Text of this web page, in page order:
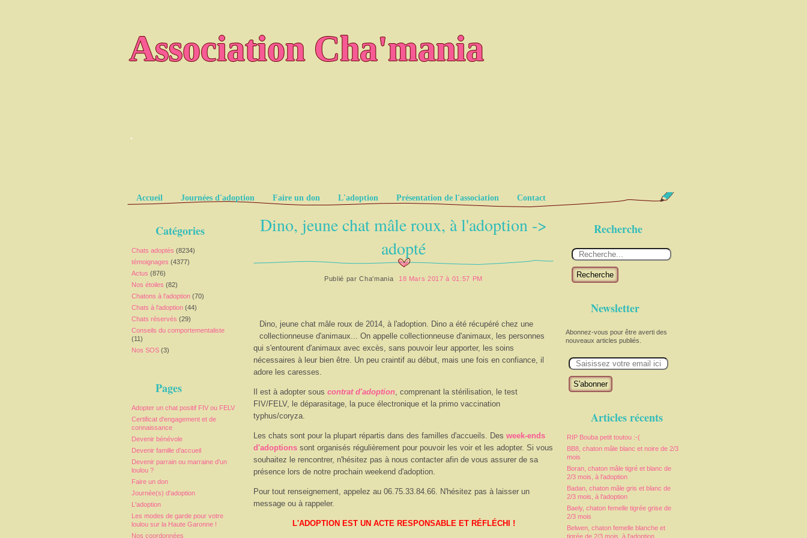
Association Cha'mania
.
Pages
Accueil Journées d'adoption Faire un don L'adoption Présentation de l'association Contact
Catégories
Chats adoptés (8234)
témoignages (4377)
Actus (876)
Nos étoiles (82)
Chatons à l'adoption (70)
Chats à l'adoption (44)
Chats réservés (29)
Conseils du comportementaliste
(11)
Nos SOS (3)
Pages
Adopter un chat positif FIV ou FELV
Certificat d'engagement et de
connaissance
Devenir bénévole
Devenir famille d'accueil
Devenir parrain ou marraine d'un
loulou ?
Faire un don
Journée(s) d'adoption
L'adoption
Les modes de garde pour votre
loulou sur la Haute Garonne !
Nos coordonnées
Recherche
Recherche
Newsletter
Abonnez-vous pour être averti des
nouveaux articles publiés.
m
Articles récents
RIP Bouba petit toutou :-(
BB8, chaton mâle blanc et noire de 2/3
mois
Boran, chaton mâle tigré et blanc de
2/3 mois, à l'adoption
Badan, chaton mâle gris et blanc de
2/3 mois, à l'adoption
Baely, chaton femelle tigrée grise de
2/3 mois
Belwen, chaton femelle blanche et
tigrée de 2/3 mois, à l'adoption
Dino, jeune chat mâle roux, à l'adoption ->
adopté
Publié parCha'mania 18 Mars 2017 à 01:57 PM
Dino, jeune chat mâle roux de 2014, à l'adoption. Dino a été récupéré chez une
collectionneuse d'animaux... On appelle collectionneuse d'animaux, les personnes
qui s'entourent d'animaux avec excès, sans pouvoir leur apporter, les soins
nécessaires à leur bien être. Un peu craintif au début, mais une fois en confiance, il
adore les caresses.
Il est à adopter sous contrat d'adoption, comprenant la stérilisation, le test
FIV/FELV, le déparasitage, la puce électronique et la primo vaccination
typhus/coryza.
Les chats sont pour la plupart répartis dans des familles d'accueils. Des week-ends
d'adoptions sont organisés régulièrement pour pouvoir les voir et les adopter. Si vous
souhaitez le rencontrer, n'hésitez pas à nous contacter afin de vous assurer de sa
présence lors de notre prochain weekend d'adoption.
Pour tout renseignement, appelez au 06.75.33.84.66. N'hésitez pas à laisser un
message ou à rappeler.
L'ADOPTION EST UN ACTE RESPONSABLE ET RÉFLÉCHI !